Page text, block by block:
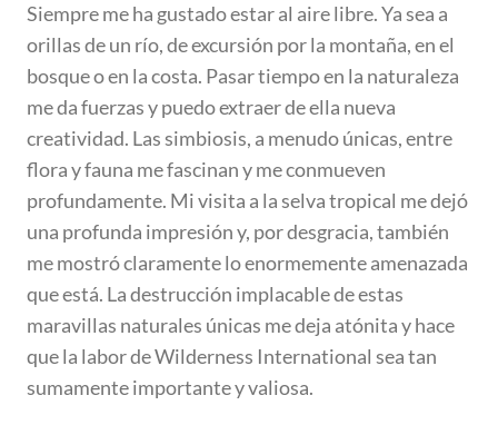
Siempre me ha gustado estar al aire libre. Ya sea a
orillas de un río, de excursión por la montaña, en el
bosque o en la costa. Pasar tiempo en la naturaleza
me da fuerzas y puedo extraer de ella nueva
creatividad. Las simbiosis, a menudo únicas, entre
flora y fauna me fascinan y me conmueven
profundamente. Mi visita a la selva tropical me dejó
una profunda impresión y, por desgracia, también
me mostró claramente lo enormemente amenazada
que está. La destrucción implacable de estas
maravillas naturales únicas me deja atónita y hace
que la labor de Wilderness International sea tan
sumamente importante y valiosa.